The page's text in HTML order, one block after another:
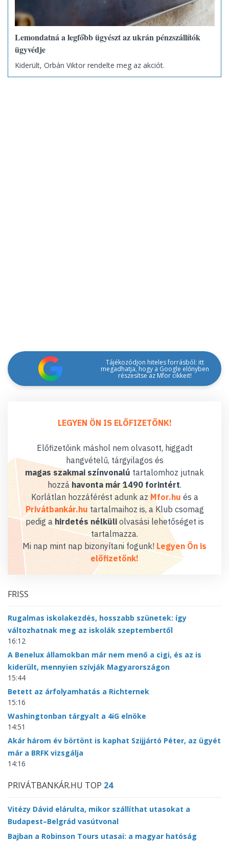
Lemondatná a legfőbb ügyészt az ukrán pénzszállítók
ügyvédje
Kiderült, Orbán Viktor rendelte meg az akciót.
Tájékozódjon hiteles forrásból: itt
megadhatja, hogy a Google előnyben
részesítse az Mfor cikkeit!
LEGYEN ÖN IS ELŐFIZETŐNK!
Előfizetőink máshol nem olvasott, higgadt
hangvételű, tárgyilagos és
magas szakmai színvonalú tartalomhoz jutnak
hozzáhavonta már 1490 forintért.
Korlátlan hozzáférést adunk az Mfor.hu és a
Privátbankár.hu tartalmaihoz is, a Klub csomag
pedig a hirdetés nélküliolvasási lehetőséget is
tartalmazza.
Mi nap mint nap bizonyítani fogunk! Legyen Ön is
előfizetőnk!
FRISS
Rugalmas iskolakezdés, hosszabb szünetek: így
változhatnak meg az iskolák szeptembertől
16:12
A Benelux államokban már nem menő a cigi, és az is
kiderült, mennyien szívják Magyarországon
15:44
Betett az árfolyamhatás a Richternek
15:16
Washingtonban tárgyalt a 4iG elnöke
14:51
Akár három év börtönt is kaphat Szijjártó Péter, az ügyét
már a BRFK vizsgálja
14:16
PRIVÁTBANKÁR.HU TOP 24
Vitézy Dávid elárulta, mikor szállíthat utasokat a
Budapest–Belgrád vasútvonal
Bajban a Robinson Tours utasai: a magyar hatóság